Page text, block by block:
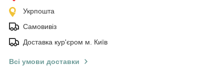
Укрпошта
Самовивіз
Доставка кур'єром м. Київ
Всі умови доставки